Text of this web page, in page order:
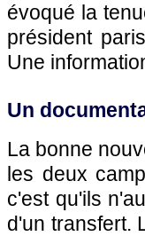
évoqué la
président
Une
Un
La bonne
les deux
c'est qu'ils
d'un transfert.